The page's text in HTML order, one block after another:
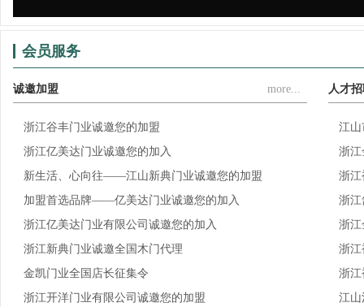
会员服务
诚邀加盟 more...
浙江谷丰门业诚邀您的加盟
浙江亿美达门业诚邀您的加入
新生活、心向往——江山新典门业诚邀您的加盟
加盟首选品牌——亿美达门业诚邀您的加入
浙江亿美达门业有限公司诚邀您的加入
浙江新典门业诚邀全国木门代理
金凯门业全国店长征集令
浙江开洋门业有限公司诚邀您的加盟
人才
江山
浙江
浙江
浙江
浙江
浙江
浙江
江山